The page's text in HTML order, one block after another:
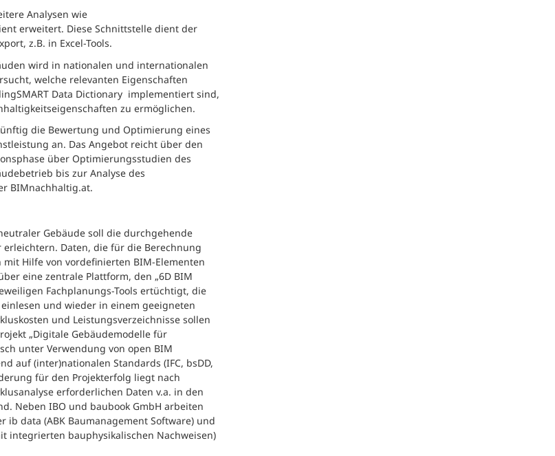
Analysen wie
erweitert. Diese Schnittstelle dient der
z.B. in Excel-Tools.
wird in nationalen und internationalen
welche relevanten Eigenschaften
Data Dictionary implementiert sind,
zu ermöglichen.
die Bewertung und Optimierung eines
an. Das Angebot reicht über den
über Optimierungsstudien des
bis zur Analyse des
BIMnachhaltig.at.
Gebäude soll die durchgehende
Daten, die für die Berechnung
Hilfe von vordefinierten BIM-Elementen
eine zentrale Plattform, den „6D BIM
Fachplanungs-Tools ertüchtigt, die
und wieder in einem geeigneten
und Leistungsverzeichnisse sollen
„Digitale Gebäudemodelle für
unter Verwendung von open BIM
auf (inter)nationalen Standards (IFC, bsDD,
für den Projekterfolg liegt nach
erforderlichen Daten v.a. in den
Neben IBO und baubook GmbH arbeiten
ib data (ABK Baumanagement Software) und
integrierten bauphysikalischen Nachweisen)